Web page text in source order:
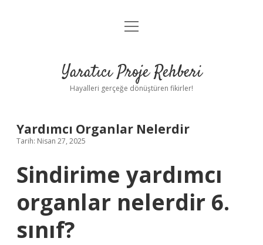
Anasayfa
Yasal Uyarı
menüyü
Yaratıcı Proje Rehberi
Hayalleri gerçeğe dönüştüren fikirler!
Yardımcı Organlar Nelerdir
Tarih: Nisan 27, 2025
Sindirime yardımcı
organlar nelerdir 6.
sınıf?